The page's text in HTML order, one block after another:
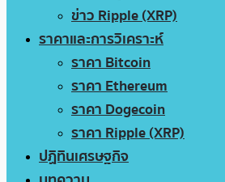
ข่าว Ripple (XRP)
ราคาและการวิเคราะห์
ราคา Bitcoin
ราคา Ethereum
ราคา Dogecoin
ราคา Ripple (XRP)
ปฏิทินเศรษฐกิจ